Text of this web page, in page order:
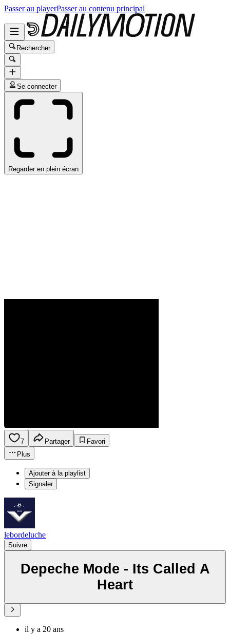
Passer au playerPasser au contenu principal
Rechercher
Se connecter
Regarder en plein écran
7 Partager
Favori
Plus
Ajouter à la playlist
Signaler
lebordeluche
Suivre
Depeche Mode - Its Called A
Heart
il y a 20 ans